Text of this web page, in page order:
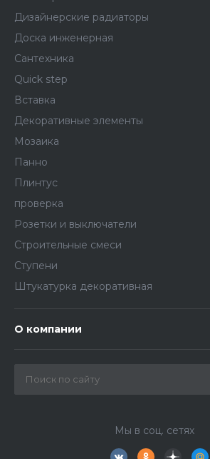
Дизайнерские радиаторы
Доска инженерная
Сантехника
Quick step
Вставка
Декоративные элементы
Мозаика
Панно
Плинтус
проверка
Розетки и выключатели
Строительные смеси
Ступени
Штукатурка декоративная
О компании
Мы в соц. сетях